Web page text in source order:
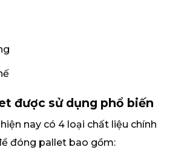
được sử dụng phổ biến
nay có 4 loại chất liệu chính
đóng pallet bao gồm: